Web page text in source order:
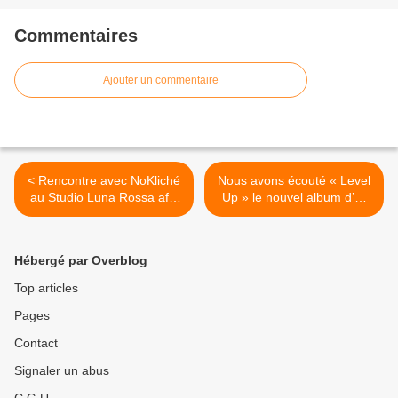
Commentaires
Ajouter un commentaire
< Rencontre avec NoKliché
au Studio Luna Rossa afin
d’aborder l’actualité et les
Nous avons écouté « Level
Up » le nouvel album d’E-
Rotic ! >
Hébergé par Overblog
Top articles
Pages
Contact
Signaler un abus